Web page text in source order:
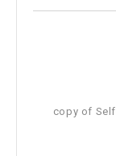
copy of